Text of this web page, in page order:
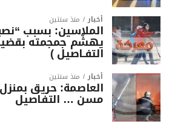
أخبار منذ سنتين
الملاسين: بسبب
يهشّم جمجمته
التفـاصيل )
أخبار منذ سنتين
العاصمة: حريق
مسن … التفاصيل